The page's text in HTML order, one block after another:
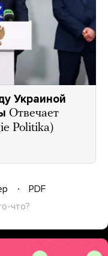
Украиной
Отвечает
Politika)
PDF
что?